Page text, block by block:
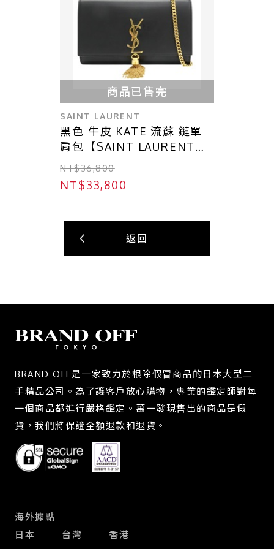
商品已售完
SAINT LAURENT
黑色 牛皮 KATE 流蘇 鏈單
肩包【SAINT LAURENT
YSL 聖羅蘭】 354119
NT$36,800
NT$33,800
返回
BRAND OFF是一家致力於根除假冒商品的日本大型二
手精品公司。為了讓客戶放心購物，專業的鑑定師對每
一個商品都進行嚴格鑑定。萬一發現售出的商品是假
貨，我們將保證全額退款和退貨。
海外據點
日本
台灣 香港